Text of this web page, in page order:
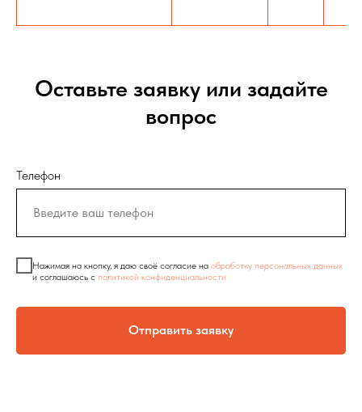
Оставьте заявку или задайте
вопрос
Телефон
Нажимая на кнопку, я даю своё согласие на обработку персональных данных
и соглашаюсь c политикой конфиденциальности
Отправить заявку